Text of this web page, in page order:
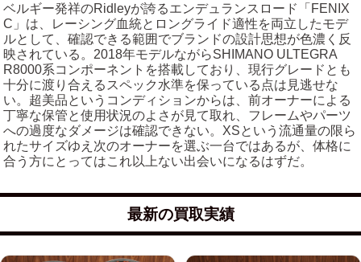
ベルギー発祥のRidleyが誇るエンデュランスロード「FENIX
C」は、レーシング血統とロングライド適性を両立したモデ
ルとして、確認できる範囲でブランドの設計思想が色濃く反
映されている。2018年モデルながらSHIMANO ULTEGRA
R8000系コンポーネントを搭載しており、現行グレードとも
十分に渡り合えるスペック水準を保っている点は見逃せな
い。超美品というコンディションからは、前オーナーによる
丁寧な保管と使用状況のよさが見て取れ、フレームやパーツ
への過度なダメージは確認できない。XSという流通量の限ら
れたサイズゆえ次のオーナーを選ぶ一台ではあるが、体格に
合う方にとってはこれ以上ない出会いになるはずだ。
最新の買取実績